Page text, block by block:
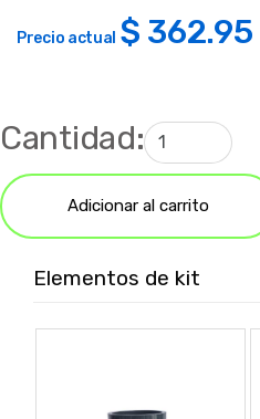
Precio actual $ 362.95
Cantidad:
Adicionar al carrito
Elementos de kit